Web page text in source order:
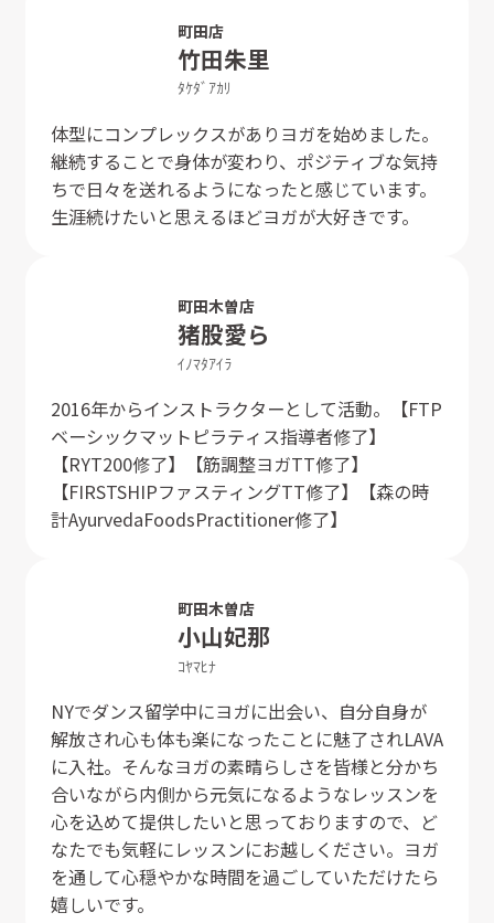
町田店
竹田朱里
ﾀｹﾀﾞ ｱｶﾘ
体型にコンプレックスがありヨガを始めました。
継続することで身体が変わり、ポジティブな気持
ちで日々を送れるようになったと感じています。
生涯続けたいと思えるほどヨガが大好きです。
町田木曽店
猪股愛ら
ｲﾉﾏﾀｱｲﾗ
2016年からインストラクターとして活動。【FTP
ベーシックマットピラティス指導者修了】
【RYT200修了】【筋調整ヨガTT修了】
【FIRSTSHIPファスティングTT修了】【森の時
計AyurvedaFoodsPractitioner修了】
町田木曽店
小山妃那
ｺﾔﾏﾋﾅ
NYでダンス留学中にヨガに出会い、自分自身が
解放され心も体も楽になったことに魅了されLAVA
に入社。そんなヨガの素晴らしさを皆様と分かち
合いながら内側から元気になるようなレッスンを
心を込めて提供したいと思っておりますので、ど
なたでも気軽にレッスンにお越しください。ヨガ
を通して心穏やかな時間を過ごしていただけたら
嬉しいです。